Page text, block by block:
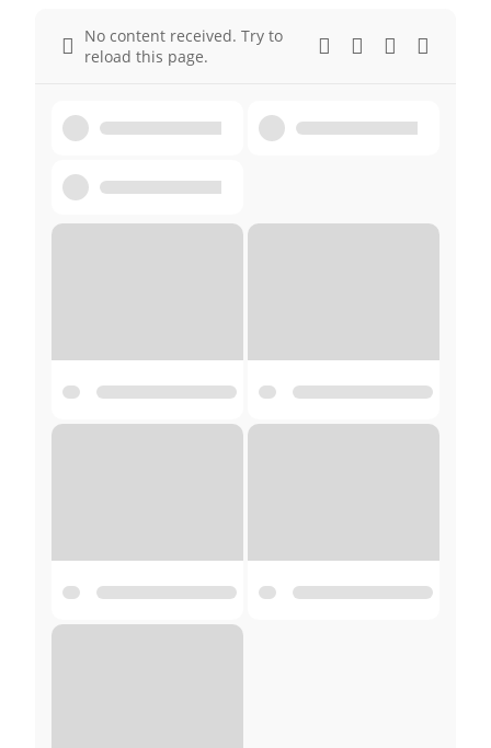
No content received. Try to
reload this page.